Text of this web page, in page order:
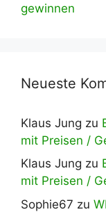
gewinnen
Neueste
Klaus Jung zu
mit Preisen /
Klaus Jung zu
mit Preisen /
Sophie67 zu